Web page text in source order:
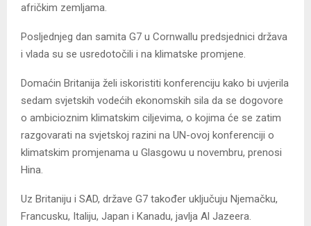
afričkim zemljama.
Posljednjeg dan samita G7 u Cornwallu predsjednici država
i vlada su se usredotočili i na klimatske promjene.
Domaćin Britanija želi iskoristiti konferenciju kako bi uvjerila
sedam svjetskih vodećih ekonomskih sila da se dogovore
o ambicioznim klimatskim ciljevima, o kojima će se zatim
razgovarati na svjetskoj razini na UN-ovoj konferenciji o
klimatskim promjenama u Glasgowu u novembru, prenosi
Hina.
Uz Britaniju i SAD, države G7 također uključuju Njemačku,
Francusku, Italiju, Japan i Kanadu, javlja Al Jazeera.